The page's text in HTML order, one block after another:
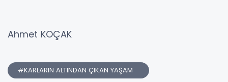
Ahmet KOÇAK
#KARLARIN ALTINDAN ÇIKAN YAŞAM